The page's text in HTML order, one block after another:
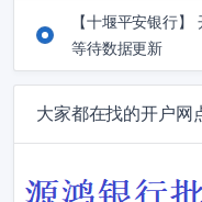
【十堰平安银行
等待数据更新
大家都在找的开户网